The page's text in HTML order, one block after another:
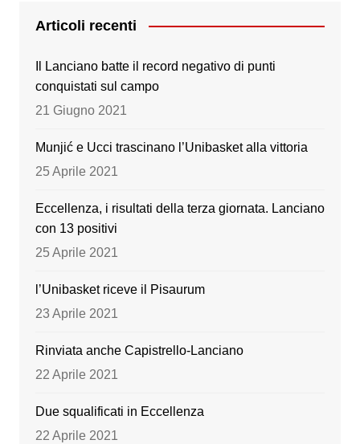
e
b
o
o
er gr
a
m
T
Articoli recenti
Il Lanciano batte il record negativo di punti
conquistati sul campo
21 Giugno 2021
Munjić e Ucci trascinano l’Unibasket alla vittoria
25 Aprile 2021
Eccellenza, i risultati della terza giornata. Lanciano
con 13 positivi
25 Aprile 2021
l’Unibasket riceve il Pisaurum
23 Aprile 2021
Rinviata anche Capistrello-Lanciano
22 Aprile 2021
Due squalificati in Eccellenza
22 Aprile 2021